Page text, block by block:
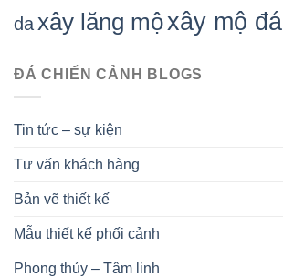
daxây lăng mộxây mộ đá
ĐÁ CHIẾN CẢNH BLOGS
Tin tức – sự kiện
Tư vấn khách hàng
Bản vẽ thiết kế
Mẫu thiết kế phối cảnh
Phong thủy – Tâm linh